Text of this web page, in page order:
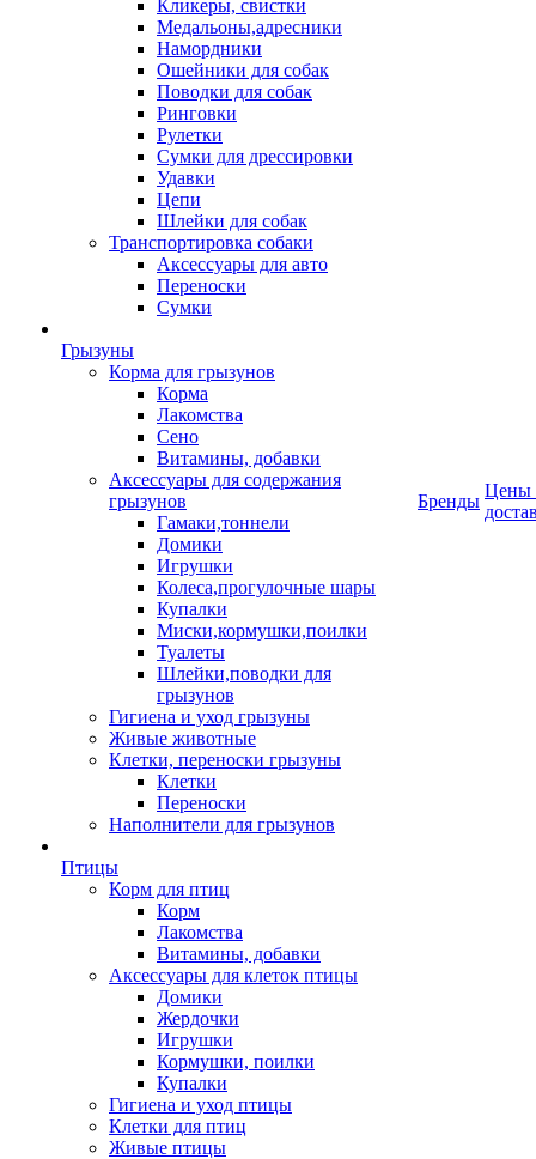
Кликеры, свистки
Медальоны,адресники
Намордники
Ошейники для собак
Поводки для собак
Ринговки
Рулетки
Сумки для дрессировки
Удавки
Цепи
Шлейки для собак
Транспортировка собаки
Аксессуары для авто
Переноски
Сумки
Грызуны
Корма для грызунов
Корма
Лакомства
Сено
Витамины, добавки
Аксессуары для содержания
грызунов
Гамаки,тоннели
Домики
Игрушки
Колеса,прогулочные шары
Купалки
Миски,кормушки,поилки
Туалеты
Шлейки,поводки для
грызунов
Гигиена и уход грызуны
Живые животные
Клетки, переноски грызуны
Клетки
Переноски
Наполнители для грызунов
Птицы
Корм для птиц
Корм
Лакомства
Витамины, добавки
Аксессуары для клеток птицы
Домики
Жердочки
Игрушки
Кормушки, поилки
Купалки
Гигиена и уход птицы
Клетки для птиц
Живые птицы
Бренды
Цены